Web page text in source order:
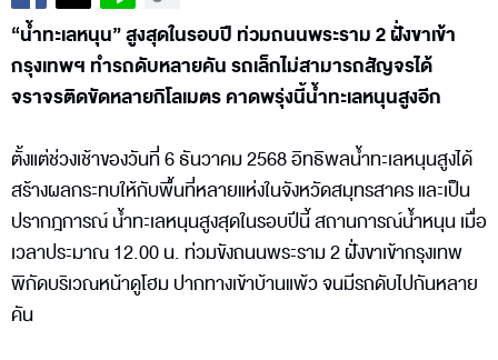
“น้ำทะเลหนุน” สูงสุดในรอบปี ท่วมถนนพระราม 2 ฝั่งขาเข้า
กรุงเทพฯ ทำรถดับหลายคัน รถเล็กไม่สามารถสัญจรได้
จราจรติดขัดหลายกิโลเมตร คาดพรุ่งนี้น้ำทะเลหนุนสูงอีก
ตั้งแต่ช่วงเช้าของวันที่ 6 ธันวาคม 2568 อิทธิพลน้ำทะเลหนุนสูงได้
สร้างผลกระทบให้กับพื้นที่หลายแห่งในจังหวัดสมุทรสาคร และเป็น
ปรากฎการณ์ น้ำทะเลหนุนสูงสุดในรอบปีนี้ สถานการณ์น้ำหนุน เมื่อ
เวลาประมาณ 12.00 น. ท่วมขังถนนพระราม 2 ฝั่งขาเข้ากรุงเทพ
พิกัดบริเวณหน้าดูโฮม ปากทางเข้าบ้านแพ้ว จนมีรถดับไปกันหลาย
คัน